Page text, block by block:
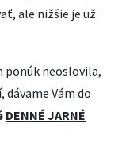
ale nižšie je už
ponúk neoslovila,
Vám do
DENNÉ JARNÉ